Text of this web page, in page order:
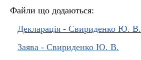
Файли що додаються:
Декларація - Свириденко Ю. В.
Заява - Свириденко Ю. В.